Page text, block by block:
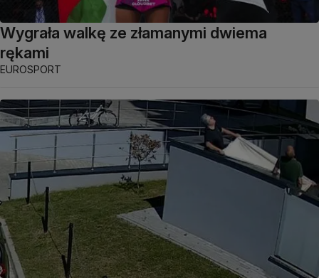
Wygrała walkę ze złamanymi dwiema
rękami
EUROSPORT